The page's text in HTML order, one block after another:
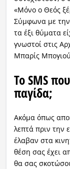
«Μόνο ο Θεός
Σύμφωνα με την
τα έξι θύματα
γνωστοί στις
Μπαρίς
Το SMS
παγίδα;
Ακόμα όπως
λεπτά πριν την
έλαβαν στα
θέση σας έχει
θα σας